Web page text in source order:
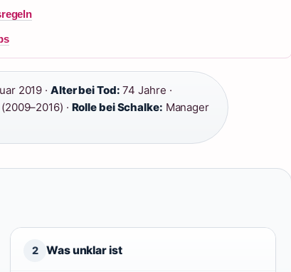
2019 · Alter bei Tod: 74 Jahre ·
· Rolle bei Schalke: Manager
2 Was unklar ist